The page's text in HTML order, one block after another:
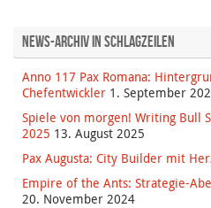
News-Archiv in Schlagzeilen
Anno 117 Pax Romana:
Chefentwickler 1. September
Spiele von morgen! Writing Bull
2025 13. August 2025
Pax Augusta: City Builder mit
Empire of the Ants: Strategie-
20. November 2024